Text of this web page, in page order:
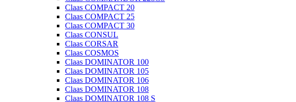
Claas COMPACT 20
Claas COMPACT 25
Claas COMPACT 30
Claas CONSUL
Claas CORSAR
Claas COSMOS
Claas DOMINATOR 100
Claas DOMINATOR 105
Claas DOMINATOR 106
Claas DOMINATOR 108
Claas DOMINATOR 108 S